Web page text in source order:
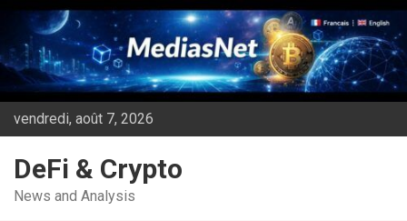
Aller
contenu
vendredi, août 7, 2026
DeFi & Crypto
News and Analysis